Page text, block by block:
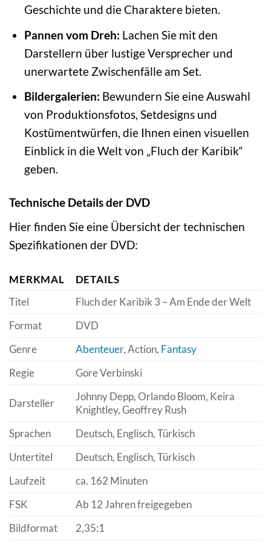
Geschichte und die Charaktere bieten.
Pannen vom Dreh: Lachen Sie mit den
Darstellern über lustige Versprecher und
unerwartete Zwischenfälle am Set.
Bildergalerien: Bewundern Sie eine Auswahl
von Produktionsfotos, Setdesigns und
Kostümentwürfen, die Ihnen einen visuellen
Einblick in die Welt von „Fluch der Karibik“
geben.
Technische Details der DVD
Hier finden Sie eine Übersicht der technischen
Spezifikationen der DVD:
MERKMAL
DETAILS
Titel
Fluch der Karibik 3 – Am Ende der Welt
Format
DVD
Genre
Abenteuer, Action, Fantasy
Regie
Gore Verbinski
Darsteller
Johnny Depp, Orlando Bloom, Keira
Knightley, Geoffrey Rush
Sprachen
Deutsch, Englisch, Türkisch
Untertitel
Deutsch, Englisch, Türkisch
Laufzeit
ca. 162 Minuten
FSK
Ab 12 Jahren freigegeben
Bildformat
2,35:1